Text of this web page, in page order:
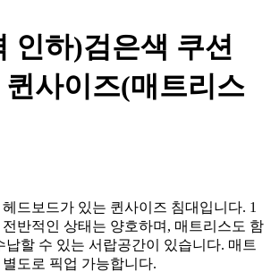
인하)검은색 쿠션
사이즈(매트리스
드보드가 있는 퀸사이즈 침대입니다. 1
반적인 상태는 양호하며, 매트리스도 함
납할 수 있는 서랍공간이 있습니다. 매트
도로 픽업 가능합니다.